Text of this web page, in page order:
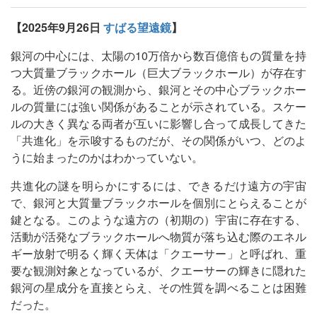
【2025年9月26日 すばる望遠鏡】
銀河の中心には、太陽の10万倍から数百億倍もの質量を持
つ大質量ブラックホール（巨大ブラックホール）が存在す
る。近傍の銀河の観測から、銀河とその中心ブラックホー
ルの質量には強い関係があることが示されている。スケー
ルの大きく異なる両者が互いに影響し合って成長してきた
「共進化」を示唆するものだが、その関係がいつ、どのよ
うに始まったのかはわかっていない。
共進化の謎を明らかにするには、できるだけ遠方の宇宙
で、銀河と大質量ブラックホールを個別にとらえることが
鍵となる。このような遠方の（初期の）宇宙に存在する、
活動が活発なブラックホールへ物質が落ち込む際のエネル
ギー放射で明るく輝く天体は「クエーサー」と呼ばれ、重
要な観測対象となっているが、クエーサーの輝きに隠れた
銀河の星成分を直接とらえ、その性質を調べることは困難
だった。